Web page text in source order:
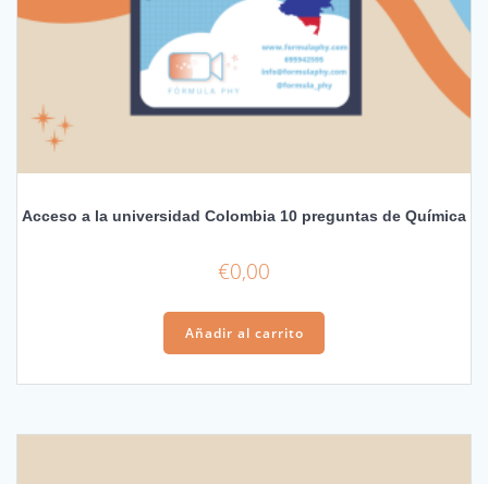
Acceso a la universidad Colombia 10 preguntas de Química
€0,00
Añadir al carrito